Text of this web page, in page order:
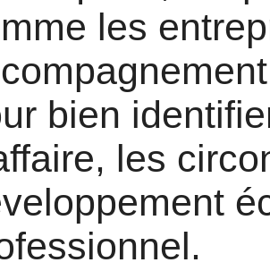
les
bien
les